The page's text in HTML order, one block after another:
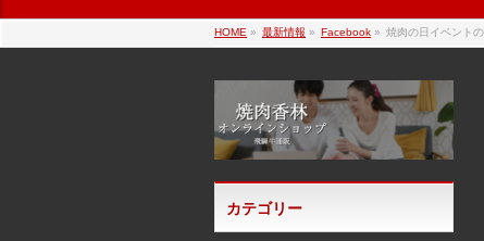
HOME » 最新情報 » Facebook » 焼肉の日イベント
カテゴリー